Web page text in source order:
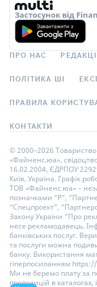
Застосунок від
ПРО НАС
ПОЛІТИКА ШІ
ПРАВИЛА
КОНТАКТИ
© 2000–2026
«Файненс.юа»,
16.02.2004, ЄДРПОУ
Київ, Україна. Графік
ТОВ «Файненс.юа» –
позначками “Р”,
“Спецпроєкт”,
Закону України “Про
несе рекламодавець.
банківських послуг.
та послуги можна
банку. Використання
гіперпосиланням
Ми не беремо плату за
пропозицій в